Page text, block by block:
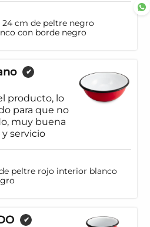
cm de peltre negro
con borde negro
✔
producto, lo
para que no
muy buena
servicio
peltre rojo interior blanco
✔